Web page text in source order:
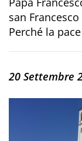
san
Perché la
20 Settembre